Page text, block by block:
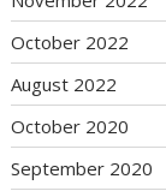
October 2022
August 2022
October 2020
September 2020